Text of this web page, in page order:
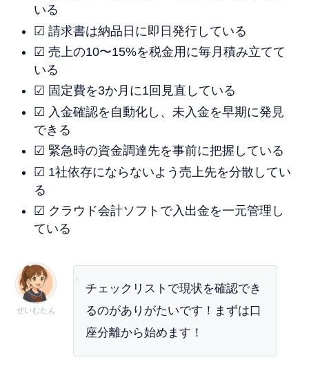
いる
☑ 請求書は納品日に即日発行している
☑ 売上の10〜15%を税金用に毎月積み立てて
いる
☑ 固定費を3か月に1回見直している
☑ 入金確認を自動化し、未入金を早期に発見
できる
☑ 緊急時の資金調達先を事前に把握している
☑ 1社依存にならないよう売上先を分散してい
る
☑ クラウド会計ソフトで入出金を一元管理し
ている
ぜいむたん
チェックリストで現状を確認でき
るのがありがたいです！まずは口
座分離から始めます！